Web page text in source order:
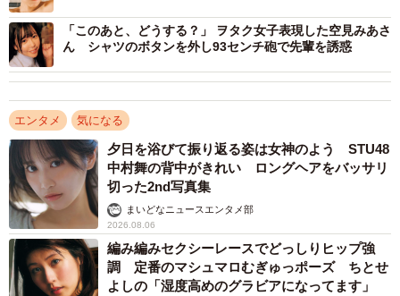
「このあと、どうする？」 ヲタク女子表現した空見みあさ
ん シャツのボタンを外し93センチ砲で先輩を誘惑
エンタメ 気になる
夕日を浴びて振り返る姿は女神のよう STU48
中村舞の背中がきれい ロングヘアをバッサリ
切った2nd写真集
まいどなニュースエンタメ部
2026.08.06
編み編みセクシーレースでどっしりヒップ強
調 定番のマシュマロむぎゅっポーズ ちとせ
よしの「湿度高めのグラビアになってます」